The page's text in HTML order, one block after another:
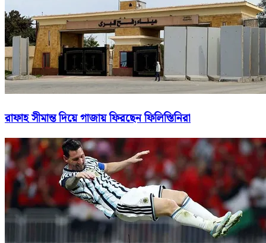
রাফাহ সীমান্ত দিয়ে গাজায় ফিরছেন ফিলিস্তিনিরা